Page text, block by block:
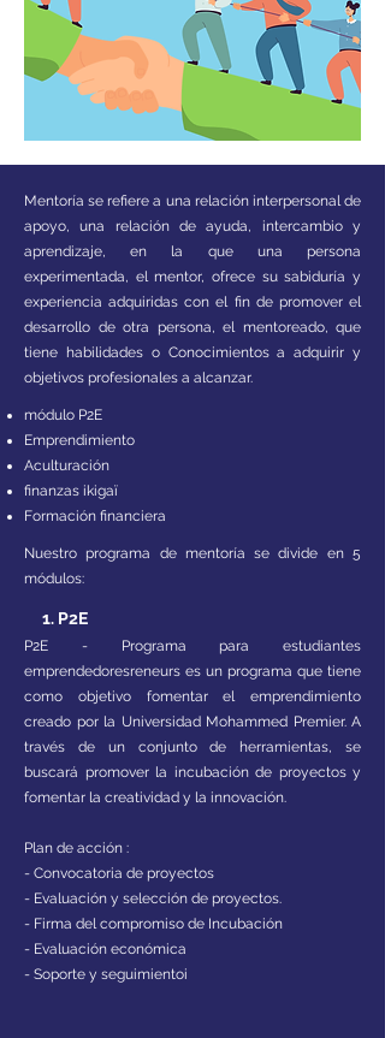
Mentoría se refiere a una relación interpersonal de
apoyo, una relación de ayuda, intercambio y
aprendizaje, en la que una persona
experimentada, el mentor, ofrece su sabiduría y
experiencia adquiridas con el fin de promover el
desarrollo de otra persona, el mentoreado, que
tiene habilidades o Conocimientos a adquirir y
objetivos profesionales a alcanzar.
módulo P2E
Emprendimiento
Aculturación
finanzas ikigaï
Formación financiera
Nuestro programa de mentoría se divide en 5
módulos:
1. P2E
P2E - Programa para estudiantes
emprendedoresreneurs es un programa que tiene
como objetivo fomentar el emprendimiento
creado por la Universidad Mohammed Premier. A
través de un conjunto de herramientas, se
buscará promover la incubación de proyectos y
fomentar la creatividad y la innovación.
Plan de acción :
- Convocatoria de proyectos
- Evaluación y selección de proyectos.
- Firma del compromiso de Incubación
- Evaluación económica
- Soporte y seguimientoi